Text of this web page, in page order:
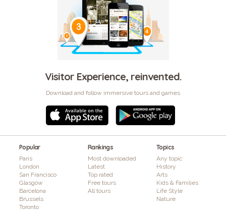
Visitor Experience, reinvented.
Download and follow immersive tours and games
Popular
Paris
London
San Francisco
Glasgow
Barcelona
Brussels
Toronto
Rankings
Most downloaded
Latest
Top rated
Free tours
All tours
Topics
Any topic
History
Arts
Kids & Families
Life Style
Nature